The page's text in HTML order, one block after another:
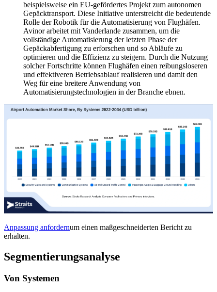
beispielsweise ein EU-gefördertes Projekt zum autonomen
Gepäcktransport. Diese Initiative unterstreicht die bedeutende
Rolle der Robotik für die Automatisierung von Flughäfen.
Avinor arbeitet mit Vanderlande zusammen, um die
vollständige Automatisierung der letzten Phase der
Gepäckabfertigung zu erforschen und so Abläufe zu
optimieren und die Effizienz zu steigern. Durch die Nutzung
solcher Fortschritte können Flughäfen einen reibungsloseren
und effektiveren Betriebsablauf realisieren und damit den
Weg für eine breitere Anwendung von
Automatisierungstechnologien in der Branche ebnen.
Anpassung anfordernum einen maßgeschneiderten Bericht zu
erhalten.
Segmentierungsanalyse
Von Systemen